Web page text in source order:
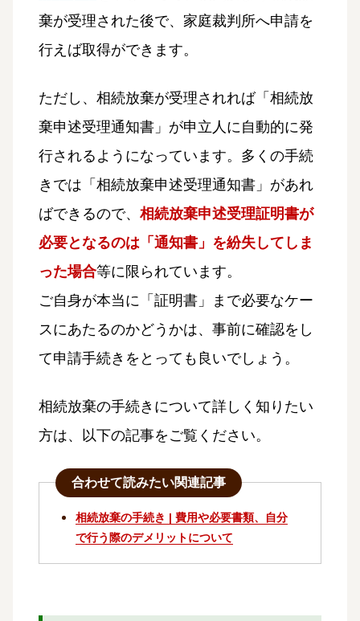
棄が受理された後で、家庭裁判所へ申請を
行えば取得ができます。
ただし、相続放棄が受理されれば「相続放
棄申述受理通知書」が申立人に自動的に発
行されるようになっています。多くの手続
きでは「相続放棄申述受理通知書」があれ
ばできるので、 相続放棄申述受理証明書が
必要となるのは「通知書」を紛失してしま
った場合等に限られています。
ご自身が本当に「証明書」まで必要なケー
スにあたるのかどうかは、事前に確認をし
て申請手続きをとっても良いでしょう。
相続放棄の手続きについて詳しく知りたい
方は、以下の記事をご覧ください。
合わせて読みたい関連記事
相続放棄の手続き | 費用や必要書類、自分
で行う際のデメリットについて